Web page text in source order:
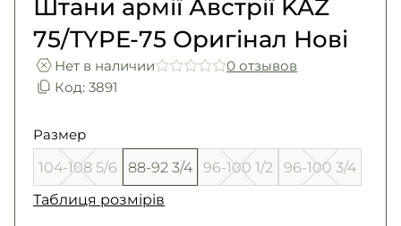
Штани армії Австрії KAZ
75/TYPE-75 Оригінал Нові
Нет в наличии
0 отзывов
Код: 3891
Размер
104-108 5/6 88-92 3/4 96-100 1/2
96-100 3/4
Таблиця розмірів